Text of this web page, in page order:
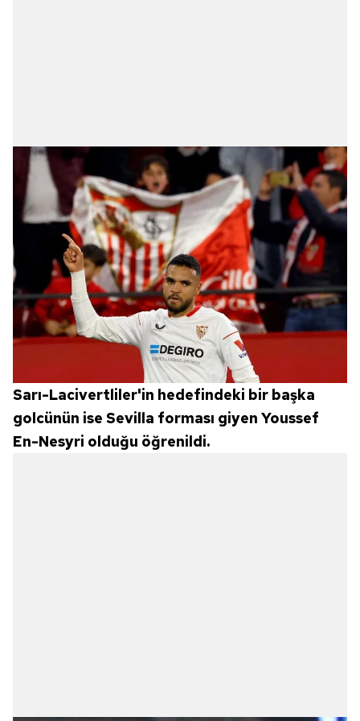
Sarı-Lacivertliler'in hedefindeki bir başka
golcünün ise Sevilla forması giyen Youssef
En-Nesyri olduğu öğrenildi.